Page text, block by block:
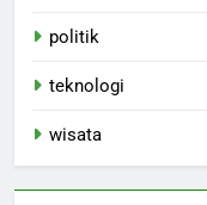
politik
teknologi
wisata